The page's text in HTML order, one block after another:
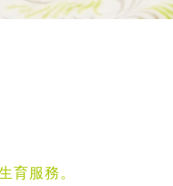
育服務。